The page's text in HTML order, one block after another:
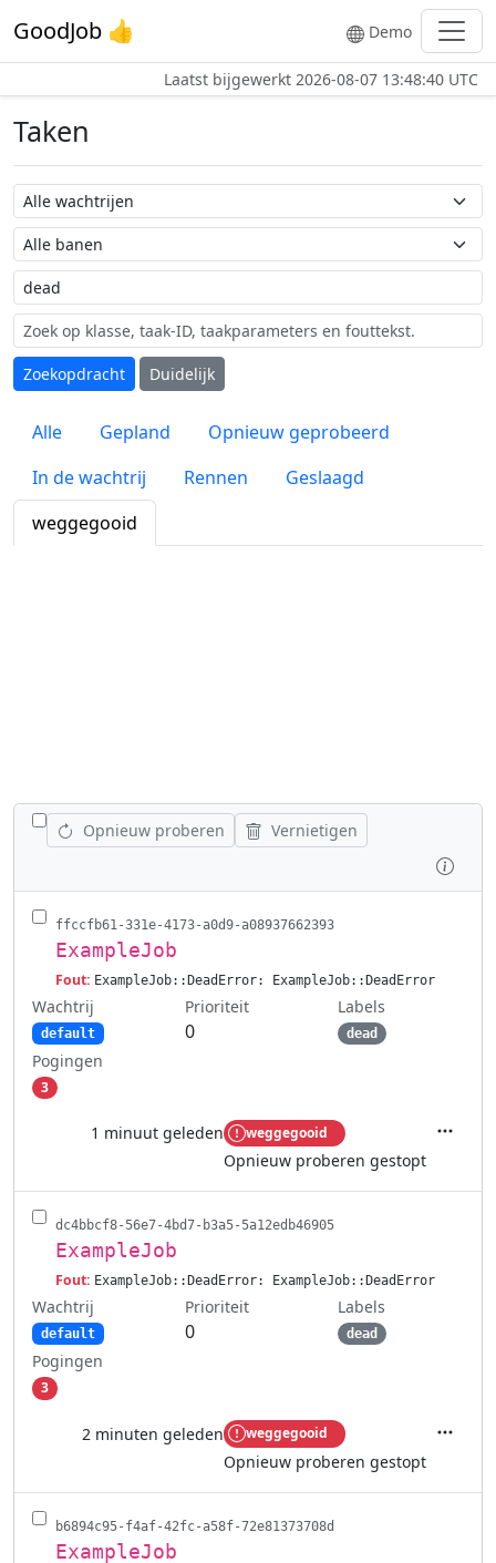
GoodJob 👍 Demo
Laatst bijgewerkt 2026-08-07 13:48:40 UTC
Taken
Wachtrij naam
Taak naam
Label
Zoekopdracht
Duidelijk
Alle Gepland
Opnieuw geprobeerd
In de wachtrij
Rennen
Geslaagd
weggegooid
WISSEL ALLE VACATURES AF
Opnieuw proberen
Vernietigen
ffccfb61-331e-4173-a0d9-a08937662393
ExampleJob
Fout: ExampleJob::DeadError: ExampleJob::DeadError
Wachtrij
default
Prioriteit
0
Labels
dead
Pogingen
3
1 minuut geleden weggegooid
Opnieuw proberen gestopt
dc4bbcf8-56e7-4bd7-b3a5-5a12edb46905
ExampleJob
Fout: ExampleJob::DeadError: ExampleJob::DeadError
Wachtrij
default
Prioriteit
0
Labels
dead
Pogingen
3
2 minuten geleden weggegooid
Opnieuw proberen gestopt
b6894c95-f4af-42fc-a58f-72e81373708d
ExampleJob